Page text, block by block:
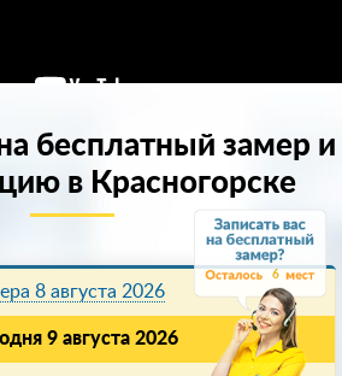
6
бесплатный замер и
в Красногорске
8 августа 2026
9 августа 2026